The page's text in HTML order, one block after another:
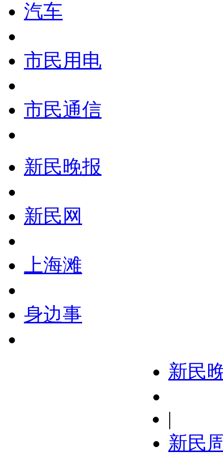
汽车
市民用电
市民通信
新民晚报
新民网
上海滩
身边事
新民
|
新民